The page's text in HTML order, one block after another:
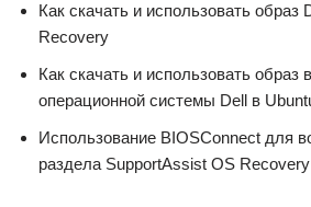
Как скачать и использовать образ
Recovery
Как скачать и использовать образ
операционной системы Dell в
Использование BIOSConnect для
раздела SupportAssist OS Recovery